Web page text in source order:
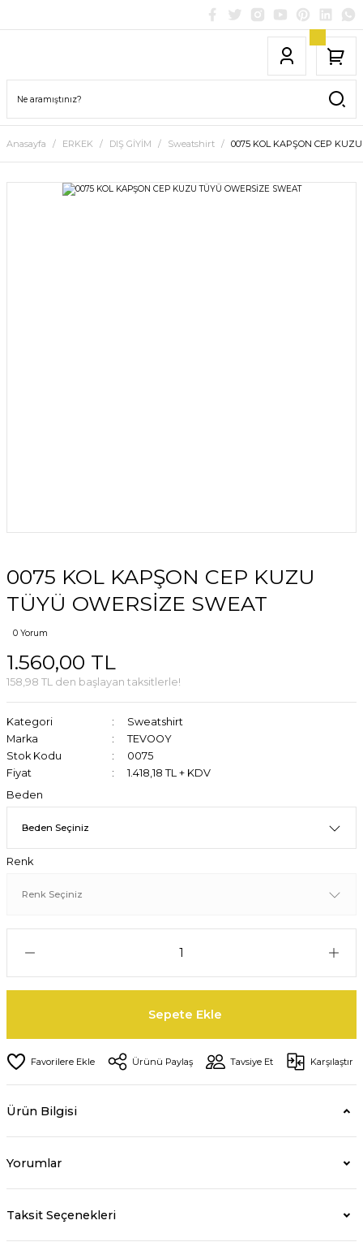
Anasayfa ERKEK DIŞ GİYİM Sweatshirt 0075 KOL KAPŞON CEP
0075 KOL KAPŞON CEP KUZU
TÜYÜ OWERSİZE SWEAT
0 Yorum
1.560,00 TL
158,98 TL den başlayan taksitlerle!
Kategori
Sweatshirt
Marka
TEVOOY
Stok Kodu
0075
Fiyat
1.418,18 TL + KDV
Beden
Renk
Sepete Ekle
Ürünü Paylaş Tavsiye Et Karşılaştır
Ürün Bilgisi
Yorumlar
Taksit Seçenekleri